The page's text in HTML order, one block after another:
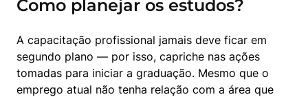
Como planejar os estudos?
A capacitação profissional jamais deve ficar em
segundo plano — por isso, capriche nas ações
tomadas para iniciar a graduação. Mesmo que o
emprego atual não tenha relação com a área que